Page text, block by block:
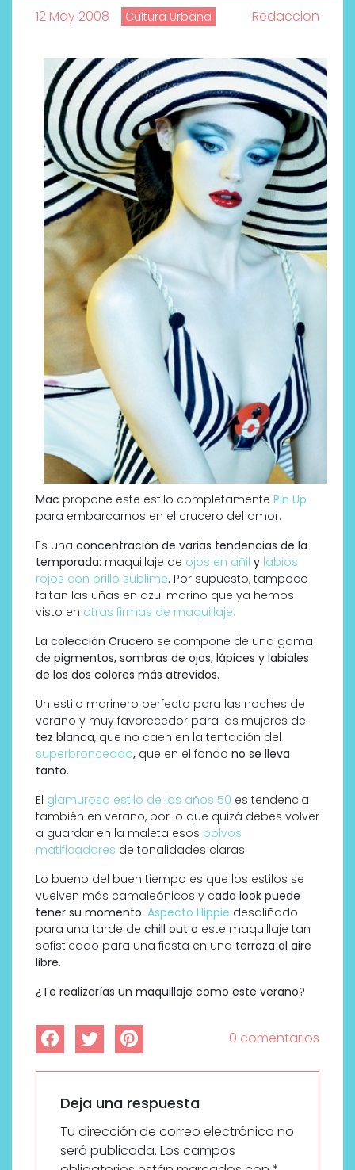
12 May 2008 Cultura Urbana Redaccion
Mac propone este estilo completamente Pin Up
para embarcarnos en el crucero del amor.
Es una concentración de varias tendencias de la
temporada: maquillaje de ojos en añil y labios
rojos con brillo sublime. Por supuesto, tampoco
faltan las uñas en azul marino que ya hemos
visto en otras firmas de maquillaje.
La colección Crucero se compone de una gama
de pigmentos, sombras de ojos, lápices y labiales
de los dos colores más atrevidos.
Un estilo marinero perfecto para las noches de
verano y muy favorecedor para las mujeres de
tez blanca, que no caen en la tentación del
superbronceado, que en el fondo no se lleva
tanto.
El glamuroso estilo de los años 50 es tendencia
también en verano, por lo que quizá debes volver
a guardar en la maleta esos polvos
matificadores de tonalidades claras.
Lo bueno del buen tiempo es que los estilos se
vuelven más camaleónicos y cada look puede
tener su momento. Aspecto Hippie desaliñado
para una tarde de chill out o este maquillaje tan
sofisticado para una fiesta en una terraza al aire
libre.
¿Te realizarías un maquillaje como este verano?
0 comentarios
Deja una respuesta
Tu dirección de correo electrónico no
será publicada. Los campos